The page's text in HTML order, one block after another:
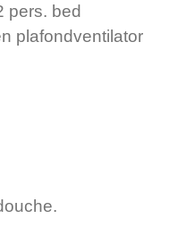
pers. bed
plafondventilator
.